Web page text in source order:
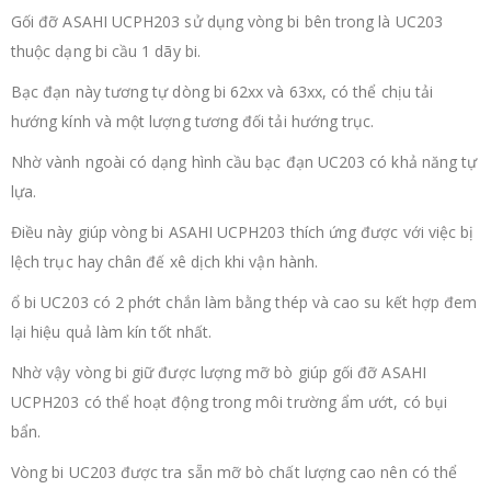
Gối đỡ ASAHI UCPH203 sử dụng vòng bi bên trong là UC203
thuộc dạng bi cầu 1 dãy bi.
Bạc đạn này tương tự dòng bi 62xx và 63xx, có thể chịu tải
hướng kính và một lượng tương đối tải hướng trục.
Nhờ vành ngoài có dạng hình cầu bạc đạn UC203 có khả năng tự
lựa.
Điều này giúp vòng bi ASAHI UCPH203 thích ứng được với việc bị
lệch trục hay chân đế xê dịch khi vận hành.
ổ bi UC203 có 2 phớt chắn làm bằng thép và cao su kết hợp đem
lại hiệu quả làm kín tốt nhất.
Nhờ vậy vòng bi giữ được lượng mỡ bò giúp gối đỡ ASAHI
UCPH203 có thể hoạt động trong môi trường ẩm ướt, có bụi
bẩn.
Vòng bi UC203 được tra sẵn mỡ bò chất lượng cao nên có thể